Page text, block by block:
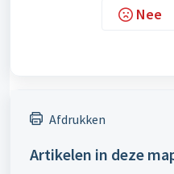
Nee
Afdrukken
Artikelen in deze